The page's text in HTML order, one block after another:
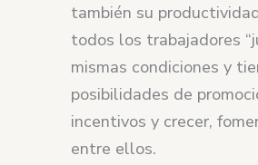
también su
todos los trabajadores
mismas condiciones y
posibilidades de
incentivos y crecer,
entre ellos.